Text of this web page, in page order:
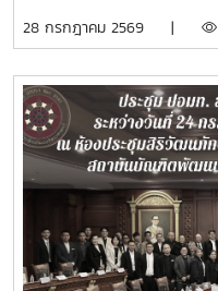
วชิรเกล้าเจ้าอยู่หัว เนื่องใน
มา อธิการบดีมหาวิทยาลัยแ
ปฏิญาณเพื่อเป็นข้าราชกา
พานพุ่ม ถวายเครื่องราชสั
ชัยมงคลซึ่งแสดงถึงความ
โดยมีผู้บริหาร คณาจารย์ หั
แทนศิษย์เก่าแม่โจ้ และนัก
ท้องถิ่น ร่วมเข้าพิธี ณ อา
28 กรกฎาคม 2569 |